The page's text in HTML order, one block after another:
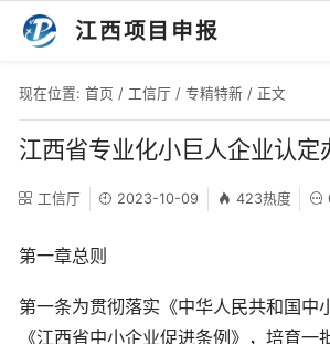
江西项目申报
现在位置: 首页 / 工信厅 / 专精特新 / 正文
江西省专业化小巨人企业认定
工信厅 2023-10-09 423热度
第一章总则
第一条为贯彻落实《中华人民共和国中
《江西省中小企业促进条例》，培育一